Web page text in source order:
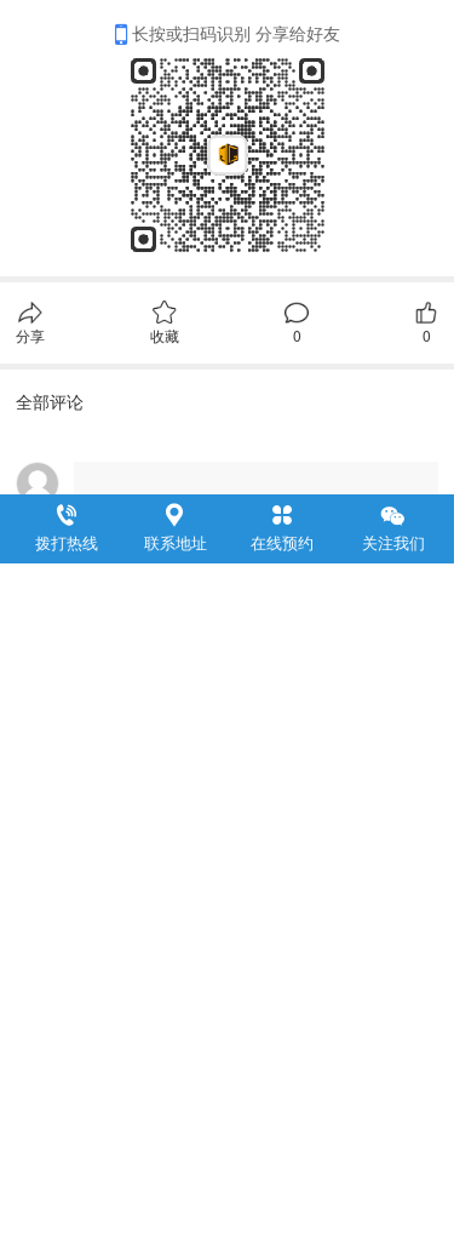
长按或扫码识别 分享给好友
分享 收藏 0 0
全部评论
请先
后发表评论~
评论
拨打热线 联系地址 在线预约 关注我们